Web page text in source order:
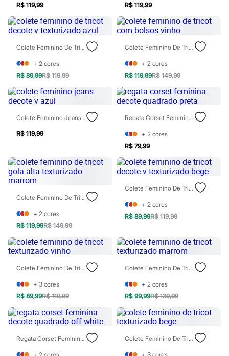
Jeans
Moda esportiva
Shorts e Saias
Vestidos
Masculino
Em alta
Dia dos Pais
Inverno
Novidades
Roupas
Bermudas
Camisas
Calças
Casacos e Jaquetas
Acessórios
Bolsas e Mochilas
Chapéus e Bonés
Carteiras
Óculos
Relógios
Calçados
Botas
Chinelos
Sapatos
Sandálias e Papetes
Tênis
Moda esportiva
Acessórios
Bermudas
Camisetas
Calças
Calçados
Regatas
R$ 119,99 R$ 119,99
Colete Feminino De Tricot Decote V Texturizado Azul
+ 2 cores
R$ 89,99R$ 119,99
Colete Feminino De Tricot Com Bolsos Vinho
+ 2 cores
R$ 119,99R$ 149,99
Colete Feminino Jeans Decote V Azul
R$ 119,99
Regata Corset Feminina Decote Quadrado Preta
+ 2 cores
R$ 79,99
Colete Feminino De Tricot Gola Alta Texturizado Marrom
+ 2 cores
R$ 119,99R$ 149,99
Colete Feminino De Tricot Decote V Texturizado Bege
+ 2 cores
R$ 89,99R$ 119,99
Colete Feminino De Tricot Texturizado Vinho
+ 3 cores
R$ 89,99R$ 119,99
Colete Feminino De Tricot Texturizado Marrom
+ 2 cores
R$ 99,99R$ 139,99
Regata Corset Feminina Decote Quadrado Off White Colete Feminino De Tricot Texturizado Bege